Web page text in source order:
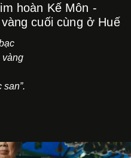
hoàn Kế Môn -
cuối cùng ở Huế
vàng